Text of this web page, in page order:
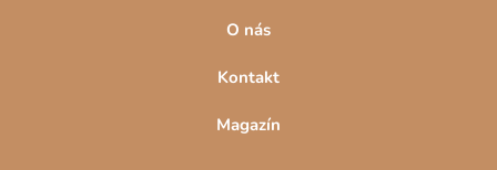
O nás
Kontakt
Magazín